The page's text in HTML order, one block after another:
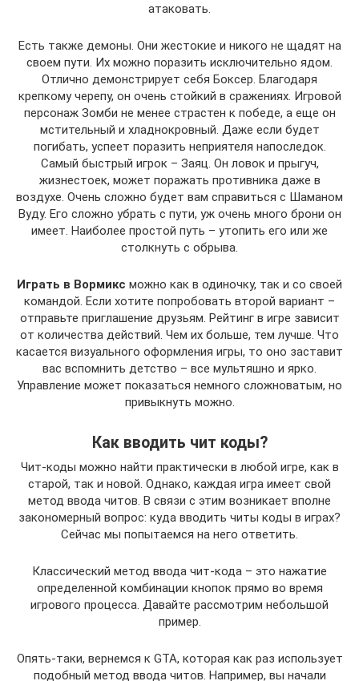
атаковать.
Есть также демоны. Они жестокие и никого не щадят на
своем пути. Их можно поразить исключительно ядом.
Отлично демонстрирует себя Боксер. Благодаря
крепкому черепу, он очень стойкий в сражениях. Игровой
персонаж Зомби не менее страстен к победе, а еще он
мстительный и хладнокровный. Даже если будет
погибать, успеет поразить неприятеля напоследок.
Самый быстрый игрок – Заяц. Он ловок и прыгуч,
жизнестоек, может поражать противника даже в
воздухе. Очень сложно будет вам справиться с Шаманом
Вуду. Его сложно убрать с пути, уж очень много брони он
имеет. Наиболее простой путь – утопить его или же
столкнуть с обрыва.
Играть в Вормикс можно как в одиночку, так и со своей
командой. Если хотите попробовать второй вариант –
отправьте приглашение друзьям. Рейтинг в игре зависит
от количества действий. Чем их больше, тем лучше. Что
касается визуального оформления игры, то оно заставит
вас вспомнить детство – все мультяшно и ярко.
Управление может показаться немного сложноватым, но
привыкнуть можно.
Как вводить чит коды?
Чит-коды можно найти практически в любой игре, как в
старой, так и новой. Однако, каждая игра имеет свой
метод ввода читов. В связи с этим возникает вполне
закономерный вопрос: куда вводить читы коды в играх?
Сейчас мы попытаемся на него ответить.
Классический метод ввода чит-кода – это нажатие
определенной комбинации кнопок прямо во время
игрового процесса. Давайте рассмотрим небольшой
пример.
Опять-таки, вернемся к GTA, которая как раз использует
подобный метод ввода читов. Например, вы начали